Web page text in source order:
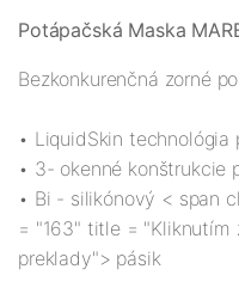
Potápačská Maska
Bezkonkurenčná zorné
• LiquidSkin
• 3- okenné konštrukcie
• Bi - silikónový < span
= "163" title =
preklady"> pásik